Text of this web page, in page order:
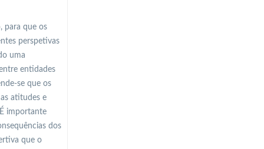
para que os
perspetivas
uma
entidades
se que os
atitudes e
importante
dos
que o